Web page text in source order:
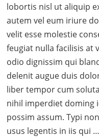
lobortis nisl ut aliquip
autem vel eum iriure
velit esse molestie
feugiat nulla facilisis at
odio dignissim qui
delenit augue duis
liber tempor cum
nihil imperdiet doming
possim assum. Typi
usus legentis in iis qui …